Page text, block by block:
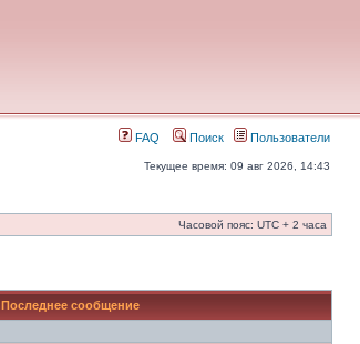
FAQ Поиск Пользователи
Текущее время: 09 авг 2026, 14:43
Часовой пояс: UTC + 2 часа
Последнее сообщение